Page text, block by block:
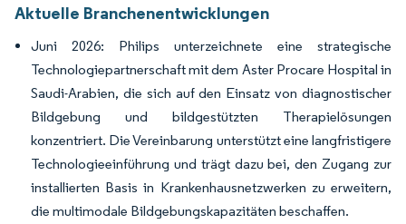
Aktuelle Branchenentwicklungen
Juni 2026: Philips unterzeichnete eine strategische
Technologiepartnerschaft mit dem Aster Procare Hospital in
Saudi-Arabien, die sich auf den Einsatz von diagnostischer
Bildgebung und bildgestützten Therapielösungen
konzentriert. Die Vereinbarung unterstützt eine langfristigere
Technologieeinführung und trägt dazu bei, den Zugang zur
installierten Basis in Krankenhausnetzwerken zu erweitern,
die multimodale Bildgebungskapazitäten beschaffen.